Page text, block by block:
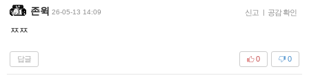
존윅 26-05-13 14:09 신고 | 공감 확인
ㅉㅉ
답글 0
0